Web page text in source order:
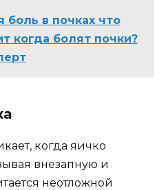
боль в почках что
когда болят почки?
когда яичко
внезапную и
неотложной